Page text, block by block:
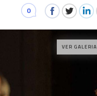
0
VER GALERIA